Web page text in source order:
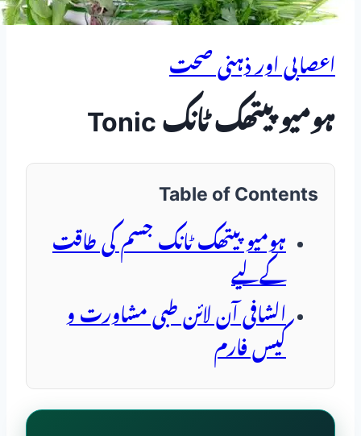
اعصابی اور ذہنی صحت
ہومیو پیتھک ٹانک Tonic
Table of Contents
ہومیو پیتھک ٹانک جسم کی طاقت
کےلیے
الشافی آن لائن طبی مشاورت و
کیس فارم